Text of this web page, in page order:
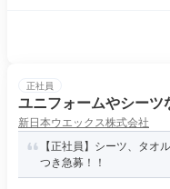
正社員
ユニフォームやシーツ
新日本ウエックス株式会社
【正社員】シーツ、タオ
つき急募！！